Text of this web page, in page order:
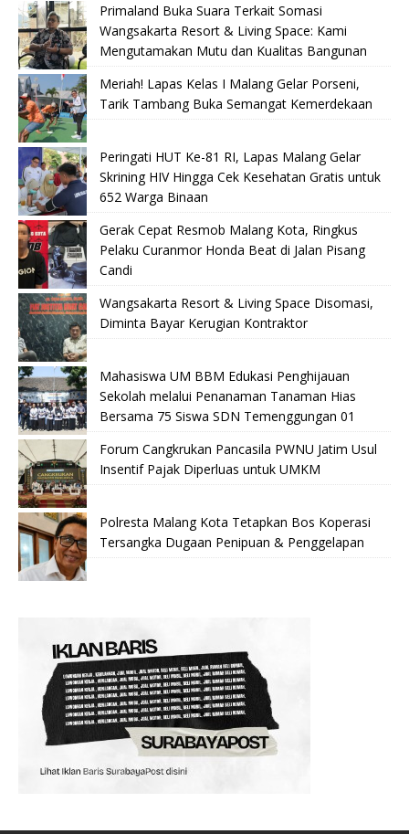
Primaland Buka Suara Terkait Somasi
Wangsakarta Resort & Living Space: Kami
Mengutamakan Mutu dan Kualitas Bangunan
Meriah! Lapas Kelas I Malang Gelar Porseni,
Tarik Tambang Buka Semangat Kemerdekaan
Peringati HUT Ke-81 RI, Lapas Malang Gelar
Skrining HIV Hingga Cek Kesehatan Gratis untuk
652 Warga Binaan
Gerak Cepat Resmob Malang Kota, Ringkus
Pelaku Curanmor Honda Beat di Jalan Pisang
Candi
Wangsakarta Resort & Living Space Disomasi,
Diminta Bayar Kerugian Kontraktor
Mahasiswa UM BBM Edukasi Penghijauan
Sekolah melalui Penanaman Tanaman Hias
Bersama 75 Siswa SDN Temenggungan 01
Forum Cangkrukan Pancasila PWNU Jatim Usul
Insentif Pajak Diperluas untuk UMKM
Polresta Malang Kota Tetapkan Bos Koperasi
Tersangka Dugaan Penipuan & Penggelapan